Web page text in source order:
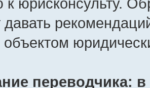
давать
объектом
переводчика: